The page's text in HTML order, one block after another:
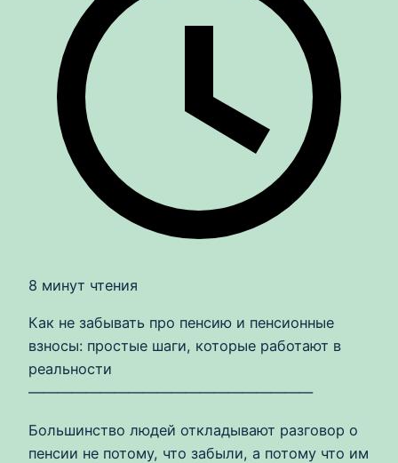
8 минут чтения
Как не забывать про пенсию и пенсионные
взносы: простые шаги, которые работают в
реальности
————————————————————
Большинство людей откладывают разговор о
пенсии не потому, что забыли, а потому что им